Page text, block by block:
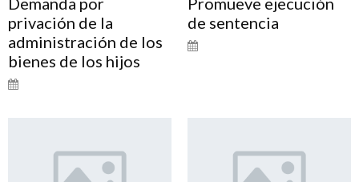
privación de la
administración de los
bienes de los hijos
de sentencia